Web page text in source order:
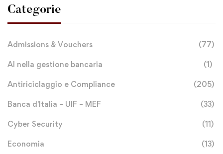
Categorie
Admissions & Vouchers (77)
AI nella gestione bancaria (1)
Antiriciclaggio e Compliance (205)
Banca d'Italia – UIF – MEF (33)
Cyber Security (11)
Economia (13)